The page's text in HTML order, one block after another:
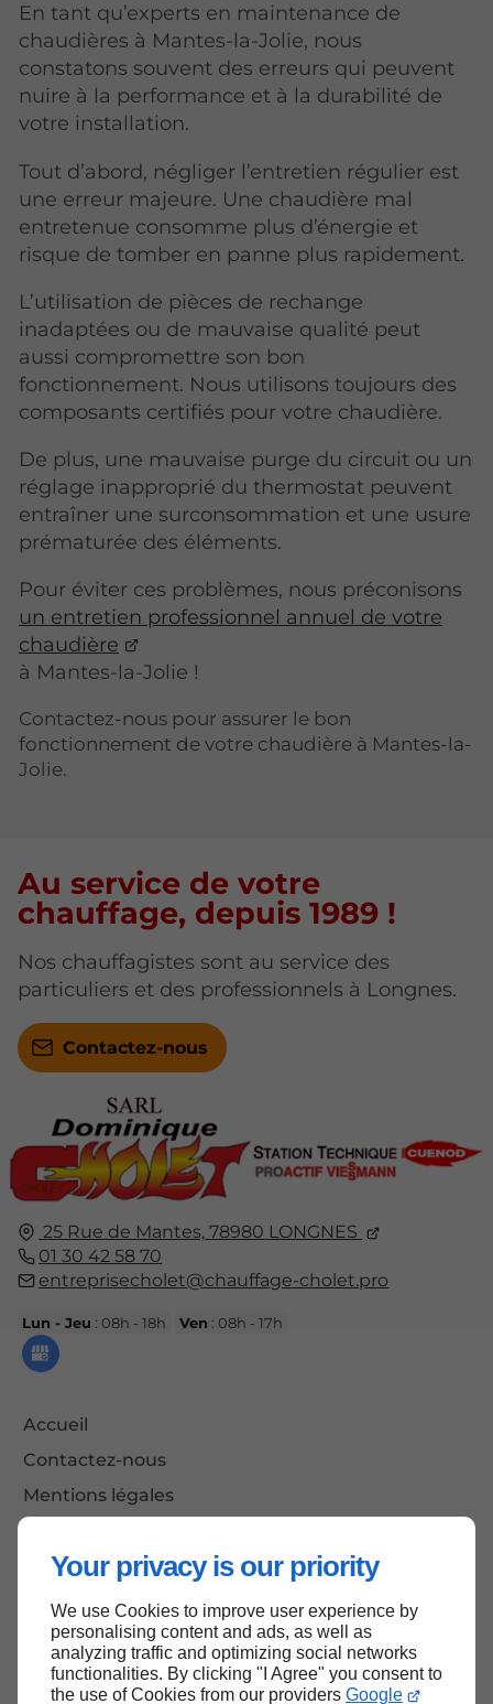
Your privacy is our priority
We use Cookies to improve user experience by
personalising content and ads, as well as
analyzing traffic and optimizing social networks
functionalities. By clicking "I Agree" you consent to
the use of Cookies from our providers Google
En tant qu’experts en maintenance de
chaudières à Mantes-la-Jolie, nous
constatons souvent des erreurs qui peuvent
nuire à la performance et à la durabilité de
votre installation.
Tout d’abord, négliger l’entretien régulier est
une erreur majeure. Une chaudière mal
entretenue consomme plus d’énergie et
risque de tomber en panne plus rapidement.
L’utilisation de pièces de rechange
inadaptées ou de mauvaise qualité peut
aussi compromettre son bon
fonctionnement. Nous utilisons toujours des
composants certifiés pour votre chaudière.
De plus, une mauvaise purge du circuit ou un
réglage inapproprié du thermostat peuvent
entraîner une surconsommation et une usure
prématurée des éléments.
Pour éviter ces problèmes, nous préconisons
un entretien professionnel annuel de votre
chaudière
à Mantes-la-Jolie !
Contactez-nous pour assurer le bon
fonctionnement de votre chaudière à Mantes-la-
Jolie.
25 Rue de Mantes, 78980 LONGNES
01 30 42 58 70
entreprisecholet@chauffage-cholet.pro
Lun - Jeu : 08h - 18h Ven : 08h - 17h
Accueil
Contactez-nous
Mentions légales
Au service de votre
chauffage, depuis 1989 !
Nos chauffagistes sont au service des
particuliers et des professionnels à Longnes.
Contactez-nous
Haut de page